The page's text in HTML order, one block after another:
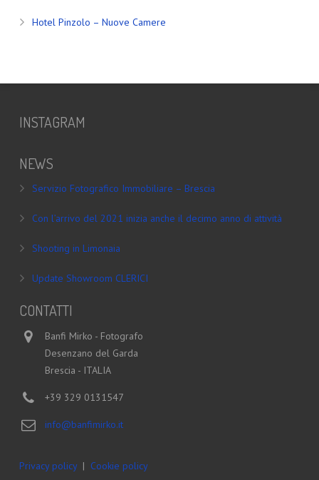
Hotel Pinzolo – Nuove Camere
INSTAGRAM
NEWS
Servizio Fotografico Immobiliare – Brescia
Con l’arrivo del 2021 inizia anche il decimo anno di attività
Shooting in Limonaia
Update Showroom CLERICI
CONTATTI
Banfi Mirko - Fotografo
Desenzano del Garda
Brescia - ITALIA
+39 329 0131547
info@banfimirko.it
Privacy policy| Cookie policy